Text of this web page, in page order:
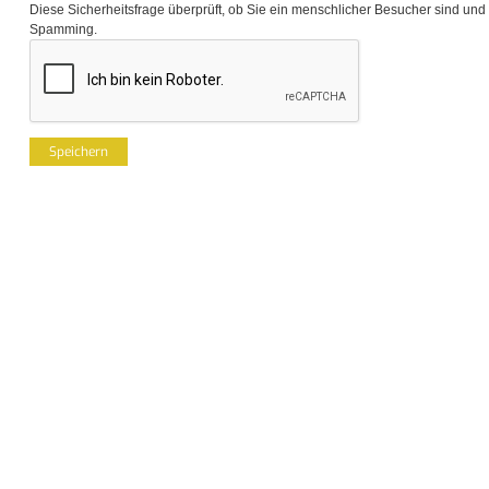
Diese Sicherheitsfrage überprüft, ob Sie ein menschlicher Besucher sind
Spamming.